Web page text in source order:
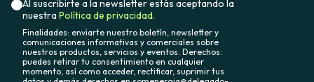
Al suscribirte a la newsletter estás aceptando la
nuestraPolítica de privacidad.
Finalidades: enviarte nuestro boletín, newsletter y
comunicaciones informativas y comerciales sobre
nuestros productos, servicios y eventos. Derechos:
puedes retirar tu consentimiento en cualquier
momento, así como acceder, rectificar, suprimir tus